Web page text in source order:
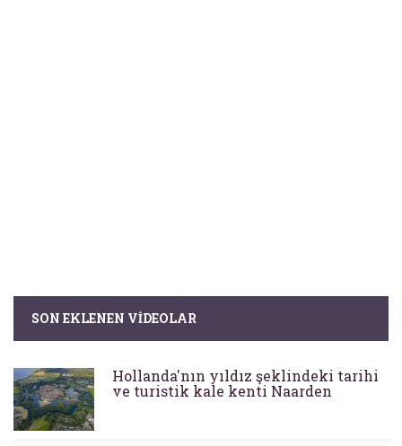
SON EKLENEN VIDEOLAR
Hollanda'nın yıldız şeklindeki tarihi
ve turistik kale kenti Naarden